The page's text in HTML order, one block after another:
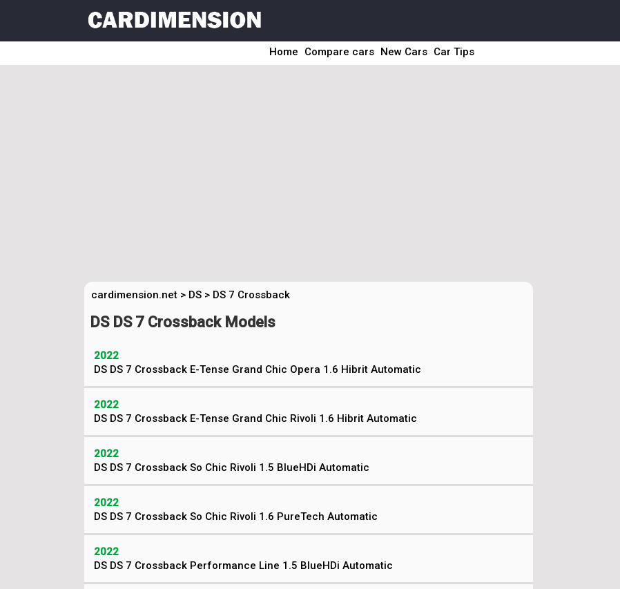
Home Compare cars New Cars Car Tips
cardimension.net > DS > DS 7 Crossback
DS DS 7 Crossback Models
2022
DS DS 7 Crossback E-Tense Grand Chic Opera 1.6 Hibrit Automatic
2022
DS DS 7 Crossback E-Tense Grand Chic Rivoli 1.6 Hibrit Automatic
2022
DS DS 7 Crossback So Chic Rivoli 1.5 BlueHDi Automatic
2022
DS DS 7 Crossback So Chic Rivoli 1.6 PureTech Automatic
2022
DS DS 7 Crossback Performance Line 1.5 BlueHDi Automatic